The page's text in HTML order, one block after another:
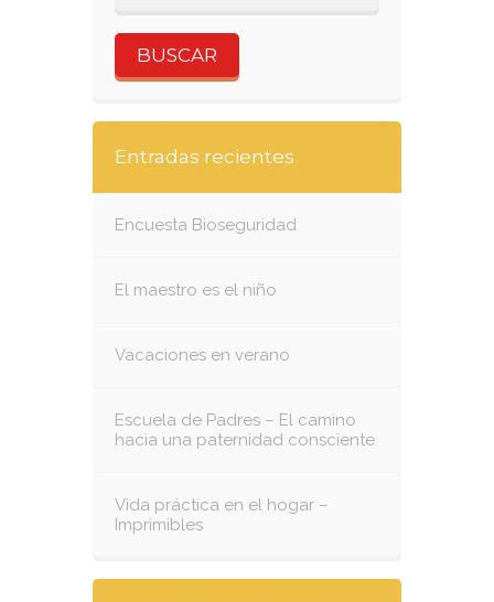
Entradas recientes
Encuesta Bioseguridad
El maestro es el niño
Vacaciones en verano
Escuela de Padres – El camino
hacia una paternidad consciente
Vida práctica en el hogar –
Imprimibles